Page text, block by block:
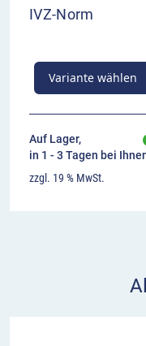
IVZ-Norm
Variante wählen
Auf Lager,
in 1 - 3 Tagen bei
zzgl. 19 % MwSt.